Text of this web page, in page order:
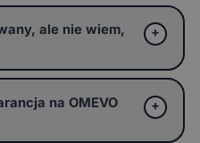
ale nie wiem,
na OMEVO